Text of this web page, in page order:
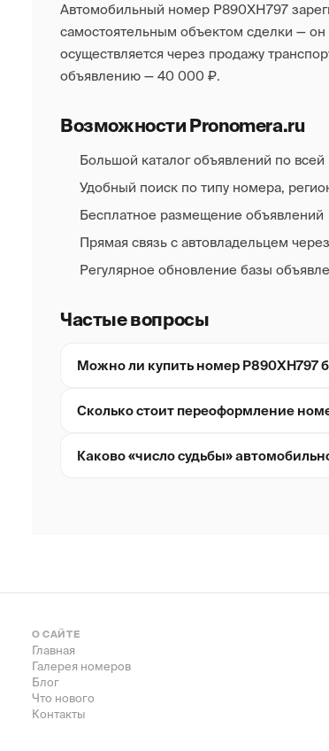
Автомобильный номер Р890ХН797
самостоятельным объектом сделки — он
осуществляется через продажу
объявлению — 40 000 ₽.
Возможности Pronomera.ru
Большой каталог объявлений по всей
Удобный поиск по типу номера,
Бесплатное размещение объявлений
Прямая связь с автовладельцем
Регулярное обновление базы
Частые вопросы
Можно ли купить номер Р890ХН797
Сколько стоит переоформление
Каково «число судьбы»
О САЙТЕ
Главная
Галерея номеров
Блог
Что нового
Контакты